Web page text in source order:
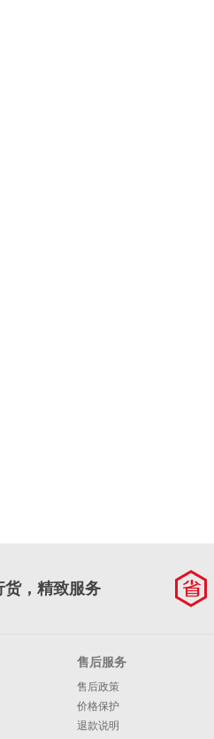
货，精致服务
售后服务
售后政策
价格保护
退款说明